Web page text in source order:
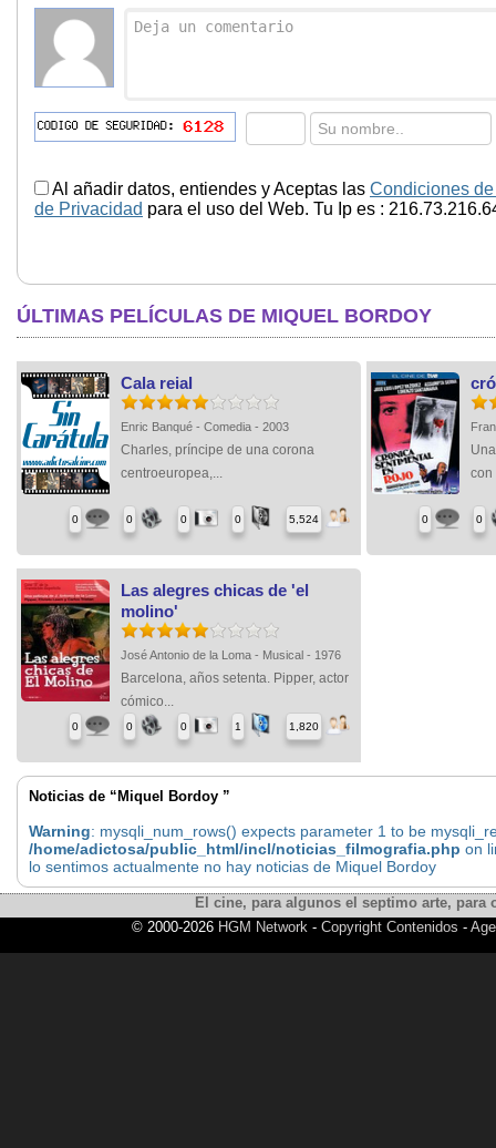
Al añadir datos, entiendes y Aceptas las Condiciones
de Privacidad para el uso del Web. Tu Ip es :
ÚLTIMAS PELÍCULAS DE MIQUEL BORDOY
Cala reial
Enric Banqué - Comedia - 2003
Charles, príncipe de una corona
centroeuropea,...
0 0 0 0 5,524
con
0 0
Las alegres chicas de 'el
molino'
José Antonio de la Loma - Musical - 1976
Barcelona, años setenta. Pipper, actor
cómico...
0 0 0 1 1,820
Noticias de “Miquel Bordoy ”
Warning: mysqli_num_rows() expects parameter 1 to be
/home/adictosa/public_html/incl/noticias_filmografia.php on
lo sentimos actualmente no hay noticias de Miquel Bordoy
El cine, para algunos el septimo arte,
© 2000-2026 HGM Network- Copyright Contenidos -